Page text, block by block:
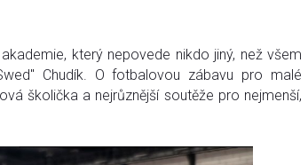
který nepovede nikdo jiný, než všem
Chudík. O fotbalovou zábavu pro malé
školička a nejrůznější soutěže pro nejmenší,